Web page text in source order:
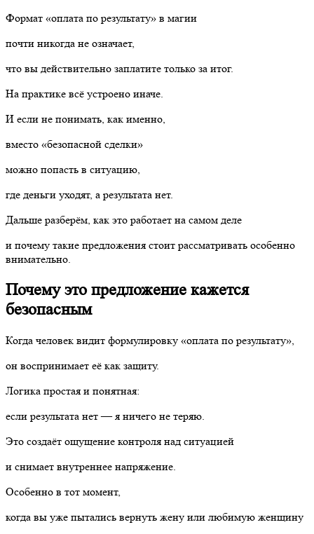
Формат «оплата по результату» в магии
почти никогда не означает,
что вы действительно заплатите только за итог.
На практике всё устроено иначе.
И если не понимать, как именно,
вместо «безопасной сделки»
можно попасть в ситуацию,
где деньги уходят, а результата нет.
Дальше разберём, как это работает на самом деле
и почему такие предложения стоит рассматривать особенно
внимательно.
Почему это предложение кажется
безопасным
Когда человек видит формулировку «оплата по результату»,
он воспринимает её как защиту.
Логика простая и понятная:
если результата нет — я ничего не теряю.
Это создаёт ощущение контроля над ситуацией
и снимает внутреннее напряжение.
Особенно в тот момент,
когда вы уже пытались вернуть жену или любимую женщину